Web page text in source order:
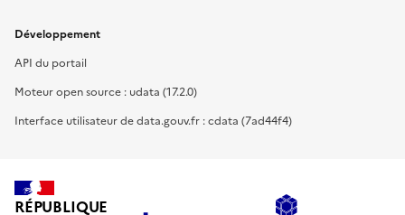
Développement
API du portail
Moteur open source : udata (17.2.0)
Interface utilisateur de data.gouv.fr : cdata (7ad44f4)
RÉPUBLIQUE